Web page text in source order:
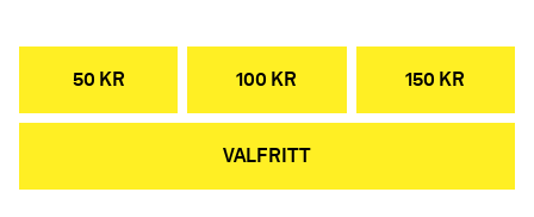
50 KR 100 KR 150 KR
VALFRITT